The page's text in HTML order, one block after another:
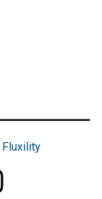
Fluxility